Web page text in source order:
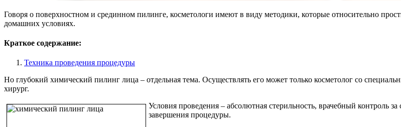
Говоря о поверхностном и срединном пилинге, косметологи имеют в виду методики, которые относительно
домашних условиях.
Краткое содержание:
Техника проведения процедуры
Но глубокий химический пилинг лица – отдельная тема. Осуществлять его может только косметолог со
хирург.
Условия проведения – абсолютная стерильность, врачебный контроль
завершения процедуры.